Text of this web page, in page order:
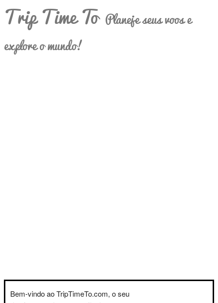
Trip Time To Planeje seus voos e
explore o mundo!
Bem-vindo ao TripTimeTo.com, o seu